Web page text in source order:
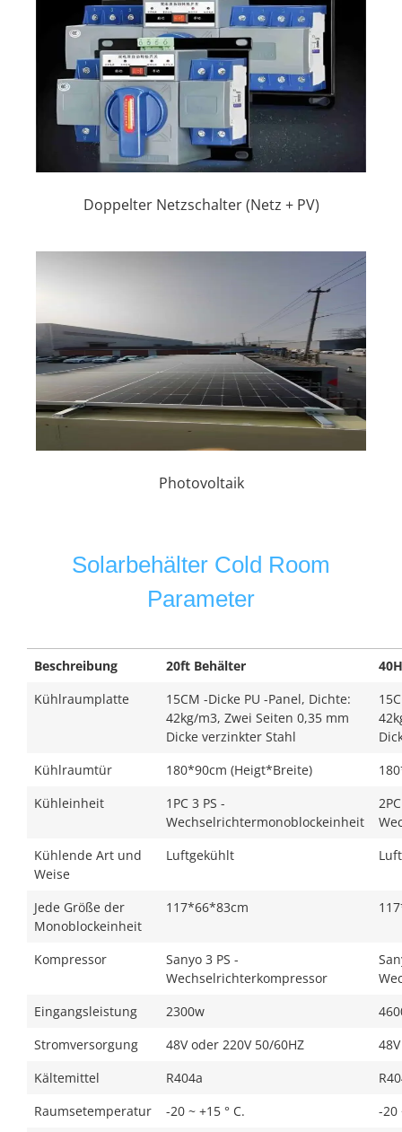
Doppelter Netzschalter (Netz + PV)
Photovoltaik
Solarbehälter Cold Room
Parameter
Beschreibung 20ft Behälter
Kühlraumplatte
15CM -Dicke PU -Panel, Dichte:
42kg/m3, Zwei Seiten 0,35 mm
Dicke verzinkter Stahl
Kühlraumtür
180*90cm (Heigt*Breite)
Kühleinheit
1PC 3 PS -
Wechselrichtermonoblockeinheit
Kühlende Art und
Weise
Luftgekühlt
Jede Größe der
Monoblockeinheit
117*66*83cm
Kompressor
Sanyo 3 PS -
Wechselrichterkompressor
Eingangsleistung
2300w
Stromversorgung
48V oder 220V 50/60HZ
Kältemittel
R404a
Raumsetemperatur
-20 ~ +15 ° C. -20